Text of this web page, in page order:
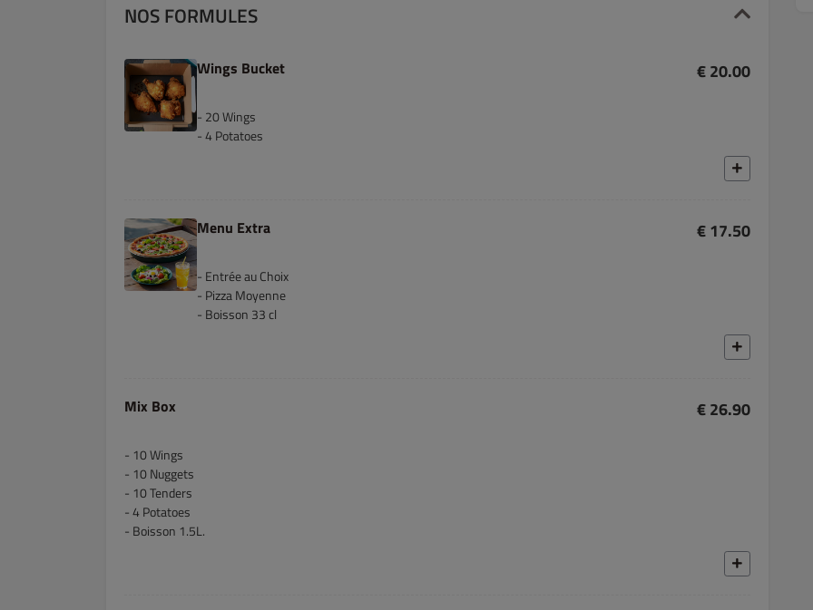
NOS FORMULES
Wings Bucket € 20.00
- 20 Wings
- 4 Potatoes
Menu Extra € 17.50
- Entrée au Choix
- Pizza Moyenne
- Boisson 33 cl
Mix Box € 26.90
- 10 Wings
- 10 Nuggets
- 10 Tenders
- 4 Potatoes
- Boisson 1.5L.